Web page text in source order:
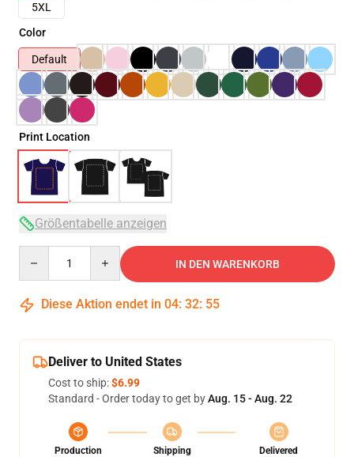
5XL
Color
Default
Print Location
Größentabelle anzeigen
IN DEN WARENKORB
Diese Aktion endet in 04: 32: 54
Deliver to United States
Cost to ship:$6.99
Standard - Order today to get byAug. 15 - Aug. 22
Production
Shipping
Delivered